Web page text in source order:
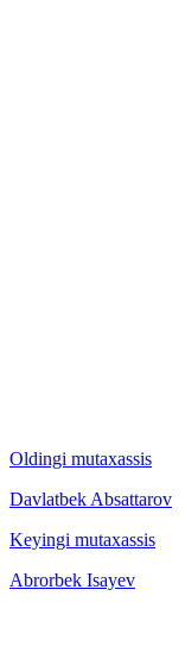
Oldingi mutaxassis
Davlatbek Absattarov
Keyingi mutaxassis
Abrorbek Isayev